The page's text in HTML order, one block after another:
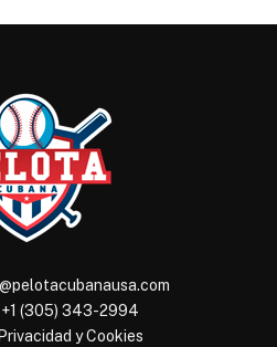
+1 (305) 343-2994
y Cookies